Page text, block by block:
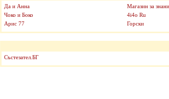
Да и Анна
Чоко и Боко
Арис 77
Магазин за
4i4o Ru
Горски
Състезател.БГ